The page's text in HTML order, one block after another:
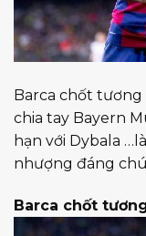
Barca chốt tương
chia tay Bayern
hạn với Dybala
nhượng đáng
Barca chốt